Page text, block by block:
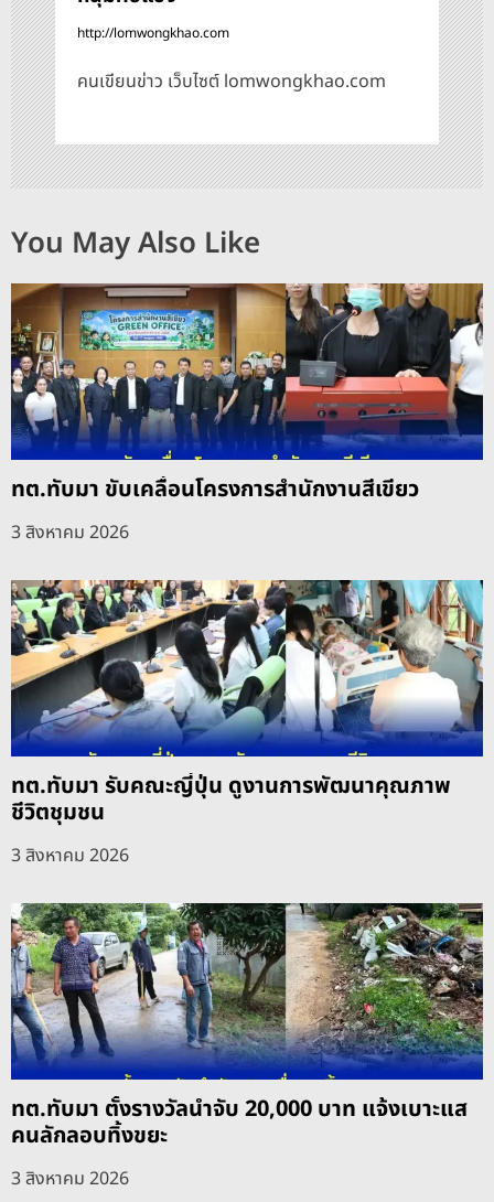
http://lomwongkhao.com
คนเขียนข่าว เว็บไซต์ lomwongkhao.com
You May Also Like
ทต.ทับมา ขับเคลื่อนโครงการสำนักงานสีเขียว
3 สิงหาคม 2026
ทต.ทับมา รับคณะญี่ปุ่น ดูงานการพัฒนาคุณภาพ
ชีวิตชุมชน
3 สิงหาคม 2026
ทต.ทับมา ตั้งรางวัลนำจับ 20,000 บาท แจ้งเบาะแส
คนลักลอบทิ้งขยะ
3 สิงหาคม 2026